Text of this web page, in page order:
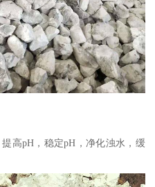
高pH，稳定pH，净化浊水，缓